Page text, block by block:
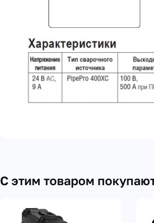
С этим товаром